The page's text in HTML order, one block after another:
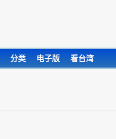
分类 电子版 看台湾